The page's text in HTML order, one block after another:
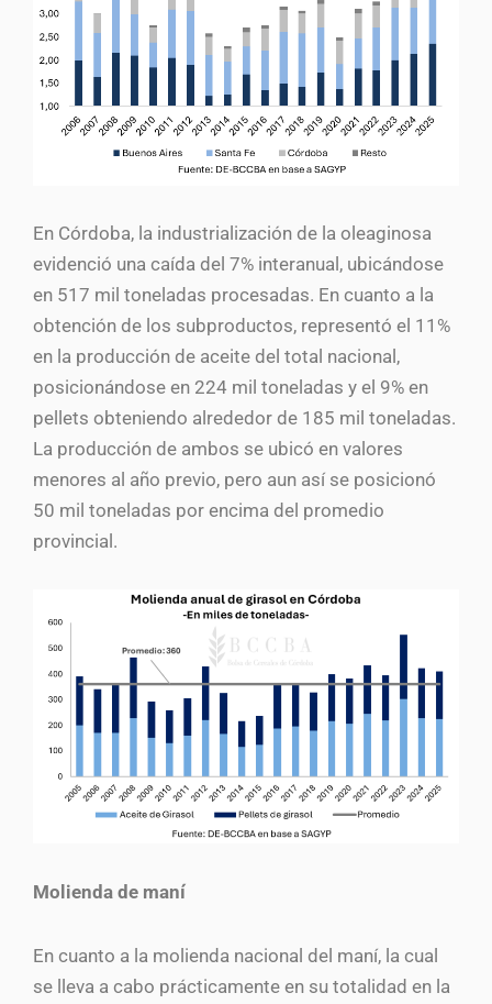
En Córdoba, la industrialización de la oleaginosa
evidenció una caída del 7% interanual, ubicándose
en 517 mil toneladas procesadas. En cuanto a la
obtención de los subproductos, representó el 11%
en la producción de aceite del total nacional,
posicionándose en 224 mil toneladas y el 9% en
pellets obteniendo alrededor de 185 mil toneladas.
La producción de ambos se ubicó en valores
menores al año previo, pero aun así se posicionó
50 mil toneladas por encima del promedio
provincial.
Molienda de maní
En cuanto a la molienda nacional del maní, la cual
se lleva a cabo prácticamente en su totalidad en la